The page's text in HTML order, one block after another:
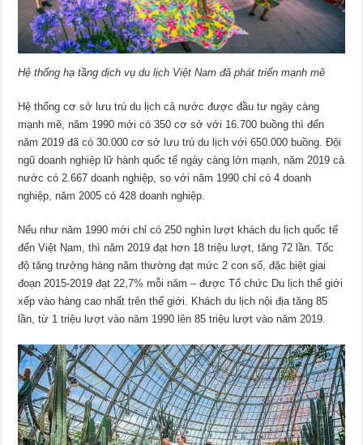
Hệ thống hạ tầng dịch vụ du lịch Việt Nam đã phát triển mạnh mẽ
Hệ thống cơ sở lưu trú du lịch cả nước được đầu tư ngày càng
mạnh mẽ, năm 1990 mới có 350 cơ sở với 16.700 buồng thì đến
năm 2019 đã có 30.000 cơ sở lưu trú du lịch với 650.000 buồng. Đội
ngũ doanh nghiệp lữ hành quốc tế ngày càng lớn mạnh, năm 2019 cả
nước có 2.667 doanh nghiệp, so với năm 1990 chỉ có 4 doanh
nghiệp, năm 2005 có 428 doanh nghiệp.
Nếu như năm 1990 mới chỉ có 250 nghìn lượt khách du lịch quốc tế
đến Việt Nam, thì năm 2019 đạt hơn 18 triệu lượt, tăng 72 lần. Tốc
độ tăng trưởng hàng năm thường đạt mức 2 con số, đặc biệt giai
đoạn 2015-2019 đạt 22,7% mỗi năm – được Tổ chức Du lịch thế giới
xếp vào hàng cao nhất trên thế giới. Khách du lịch nội địa tăng 85
lần, từ 1 triệu lượt vào năm 1990 lên 85 triệu lượt vào năm 2019.